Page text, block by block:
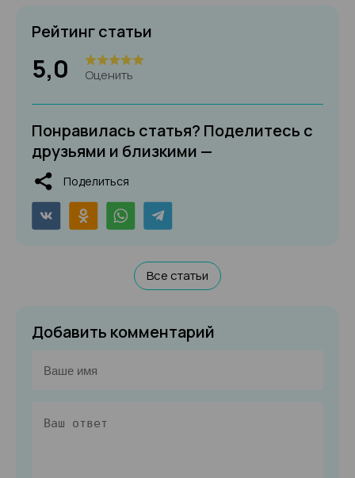
Рейтинг статьи
5,0 Оценить
Понравилась статья? Поделитесь с
друзьями и близкими —
Поделиться
Все статьи
Добавить комментарий